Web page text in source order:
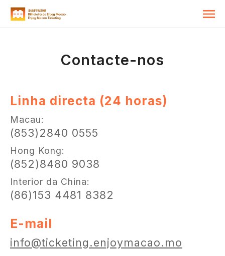
Contacte-nos
Linha directa (24 horas)
Macau:
(853)2840 0555
Hong Kong:
(852)8480 9038
Interior da China:
(86)153 4481 8382
E-mail
info@ticketing.enjoymacao.mo